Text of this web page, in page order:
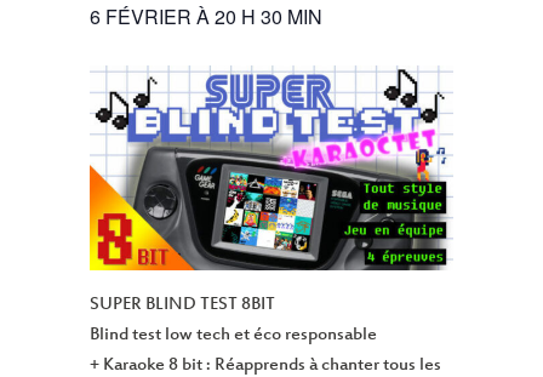
6 FÉVRIER À 20 H 30 MIN
SUPER BLIND TEST 8BIT
Blind test low tech et éco responsable
+ Karaoke 8 bit : Réapprends à chanter tous les